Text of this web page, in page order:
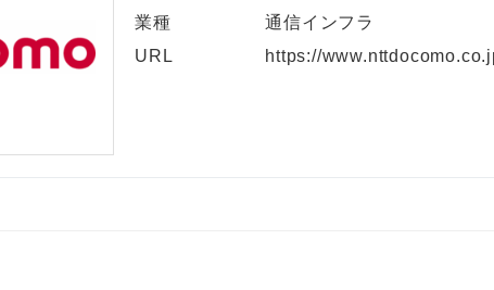
業種
通信インフラ
URL
https://